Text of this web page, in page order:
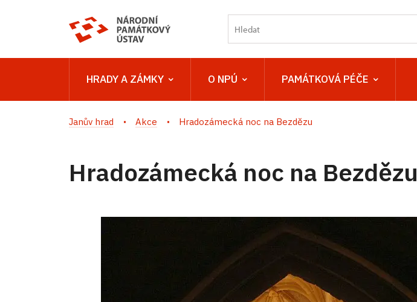
HRADY A ZÁMKY O NPÚ PAMÁTKOVÁ PÉČE
Janův hrad Akce Hradozámecká noc na Bezdězu
Hradozámecká noc na Bezdězu